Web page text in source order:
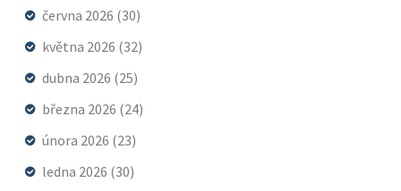
června 2026 (30)
května 2026 (32)
dubna 2026 (25)
března 2026 (24)
února 2026 (23)
ledna 2026 (30)